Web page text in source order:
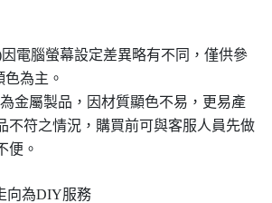
電腦螢幕設定差異略有不同，僅供參
為主。
金屬製品，因材質顯色不易，更易產
不符之情況，購買前可與客服人員先做
便。
向為DIY服務